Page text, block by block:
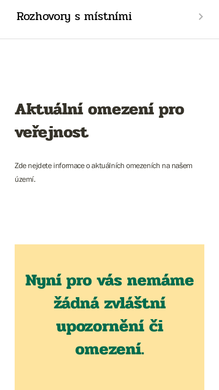
Rozhovory s místními
Aktuální omezení pro
veřejnost
Zde nejdete informace o aktuálních omezeních na našem
území.
Nyní pro vás nemáme
žádná zvláštní
upozornění či
omezení.